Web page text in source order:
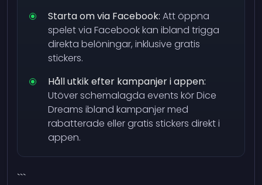
Starta om via Facebook: Att öppna
spelet via Facebook kan ibland trigga
direkta belöningar, inklusive gratis
stickers.
Håll utkik efter kampanjer i appen:
Utöver schemalagda events kör Dice
Dreams ibland kampanjer med
rabatterade eller gratis stickers direkt i
appen.
```